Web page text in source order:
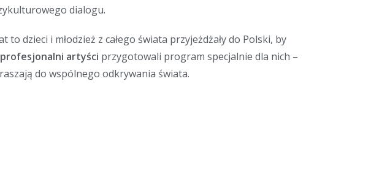
dialogu.
dzieci i młodzież z całego świata przyjeżdżały do Polski, by
profesjonalni artyści przygotowali program specjalnie dla nich –
do wspólnego odkrywania świata.